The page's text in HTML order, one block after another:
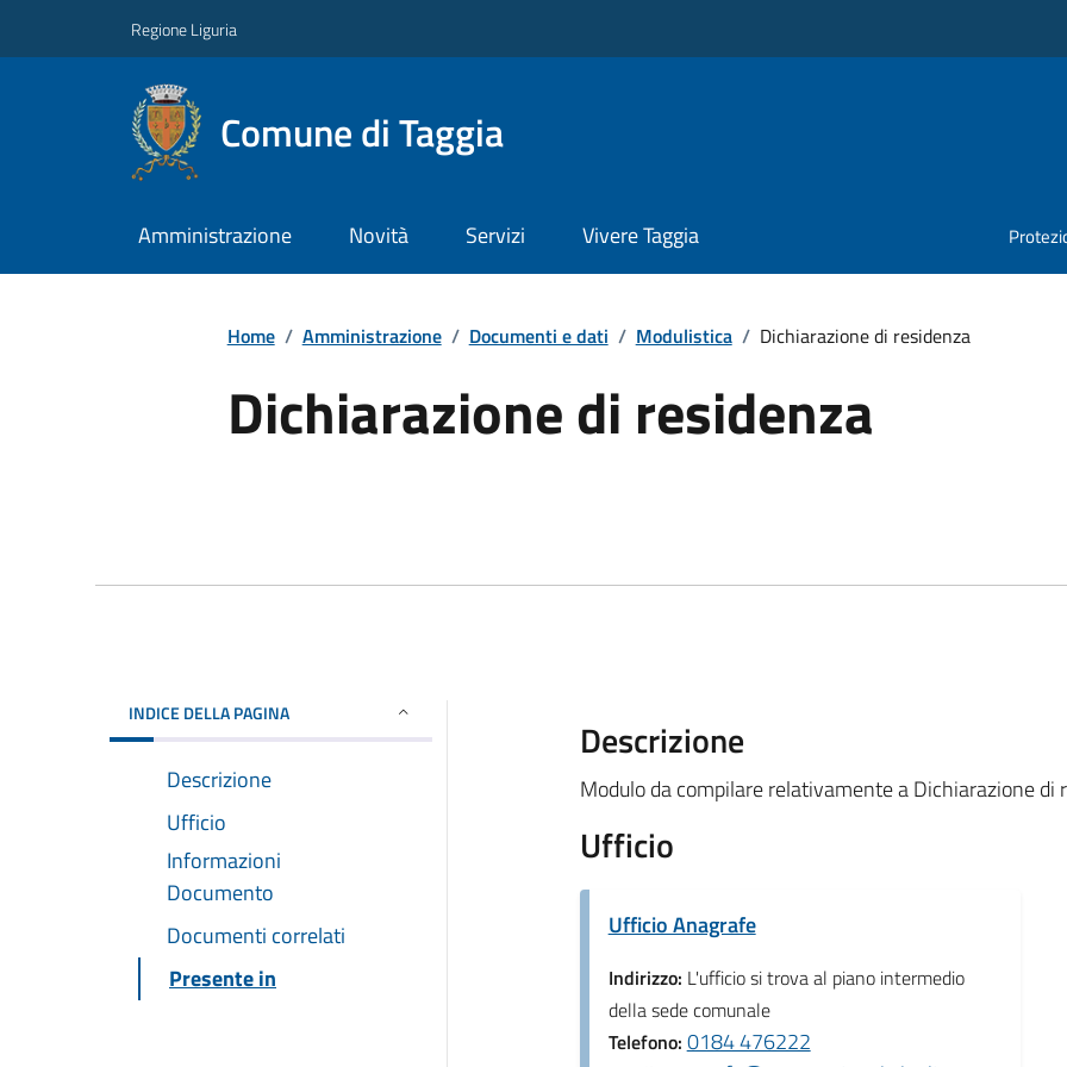
Regione Liguria
Comune di Taggia
Amministrazione Novità Servizi Vivere Taggia
Home / Amministrazione / Documenti e dati / Modulistica / Dichiarazione di residenza
Dichiarazione di residenza
INDICE DELLA PAGINA
Descrizione
Ufficio
Informazioni
Documento
Documenti correlati
Presente in
Descrizione
Modulo da compilare relativamente a Dichiarazione di
Ufficio
Ufficio Anagrafe
Indirizzo: L'ufficio si trova al piano intermedio
della sede comunale
Telefono: 0184 476222